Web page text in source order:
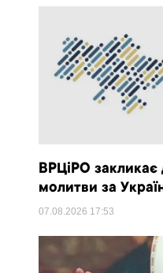
ВРЦіРО закликає
молитви за
07.08.2026 17:53